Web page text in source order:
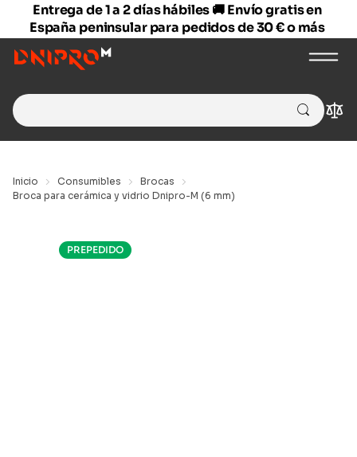
Entrega de 1 a 2 días hábiles 🚚 Envío gratis en
España peninsular para pedidos de 30 € o más
Search
for:
Inicio Consumibles
Brocas
Broca para cerámica y vidrio Dnipro-M (6 mm)
PREPEDIDO